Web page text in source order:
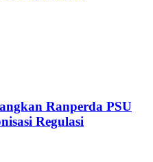
Ranperda PSU
Regulasi